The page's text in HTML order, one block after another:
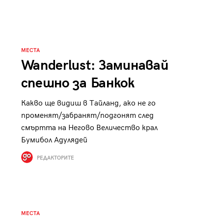
МЕСТА
Wanderlust: Заминавай
спешно за Банкок
Какво ще видиш в Тайланд, ако не го
променят/забранят/подгонят след
смъртта на Негово Величество крал
Бумибол Адулядей
РЕДАКТОРИТЕ
МЕСТА
29/29